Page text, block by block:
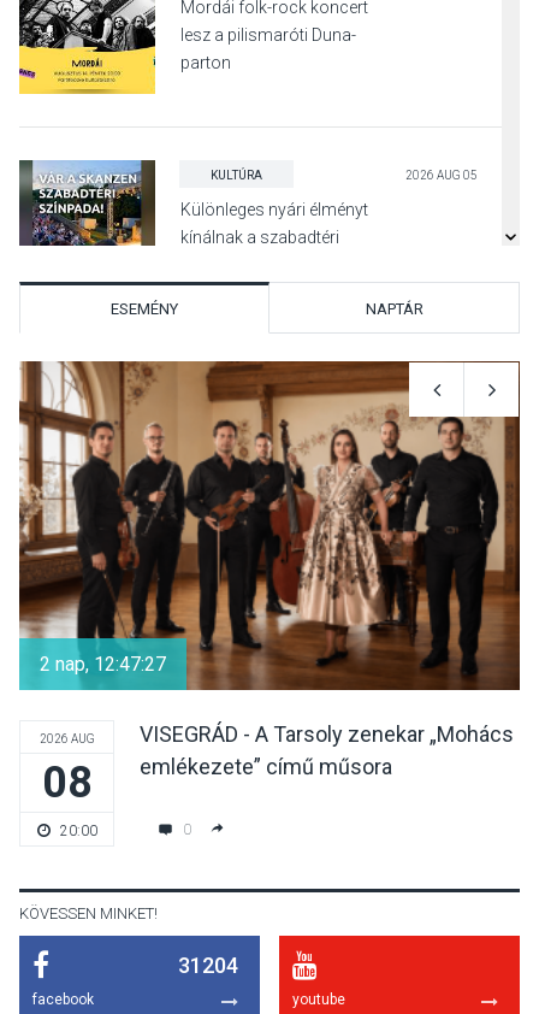
Mordái folk-rock koncert
lesz a pilismaróti Duna-
parton
KULTÚRA 2026 AUG 05
Különleges nyári élményt
kínálnak a szabadtéri
KÖZÉLET
Szeptembertől emelkednek
a parkolási díjak
Szentendrén
KÖZÉLET 2026 AUG 05
Nőtt a fontosabb nyári
gyümölcsök
termésmennyisége
ESEMÉNY NAPTÁR
2 nap, 12:47:25
2026 AUG
08
20:00
VISEGRÁD - A Tarsoly zenekar „Mohács
emlékezete” című műsora
0
KÖVESSEN MINKET!
31204
facebook youtube